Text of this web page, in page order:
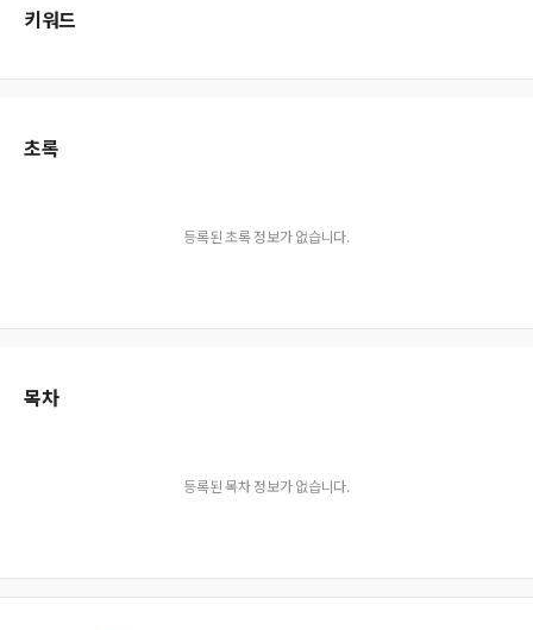
키워드
초록
등록된 초록 정보가 없습니다.
목차
등록된 목차 정보가 없습니다.